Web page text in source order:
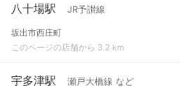
八十場駅 JR予讃線
坂出市西庄町
このページの店舗から 3.2 km
宇多津駅 瀬戸大橋線 など